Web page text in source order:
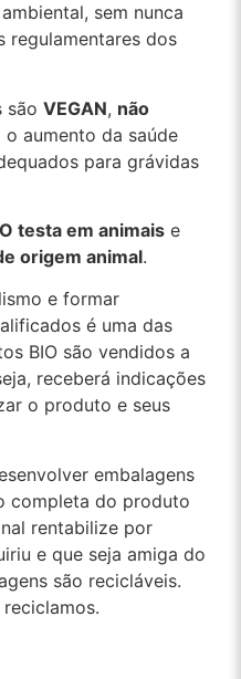
sem nunca
regulamentares dos
são VEGAN, não
aumento da saúde
para grávidas
testa em animais e
origem animal.
e formar
é uma das
BIO são vendidos a
receberá indicações
o produto e seus
embalagens
completa do produto
rentabilize por
e que seja amiga do
são recicláveis.